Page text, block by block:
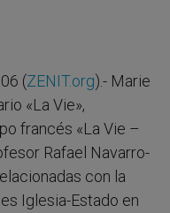
(ZENIT.org).- Marie
«La Vie»,
francés «La Vie –
Rafael Navarro-
con la
Iglesia-Estado en